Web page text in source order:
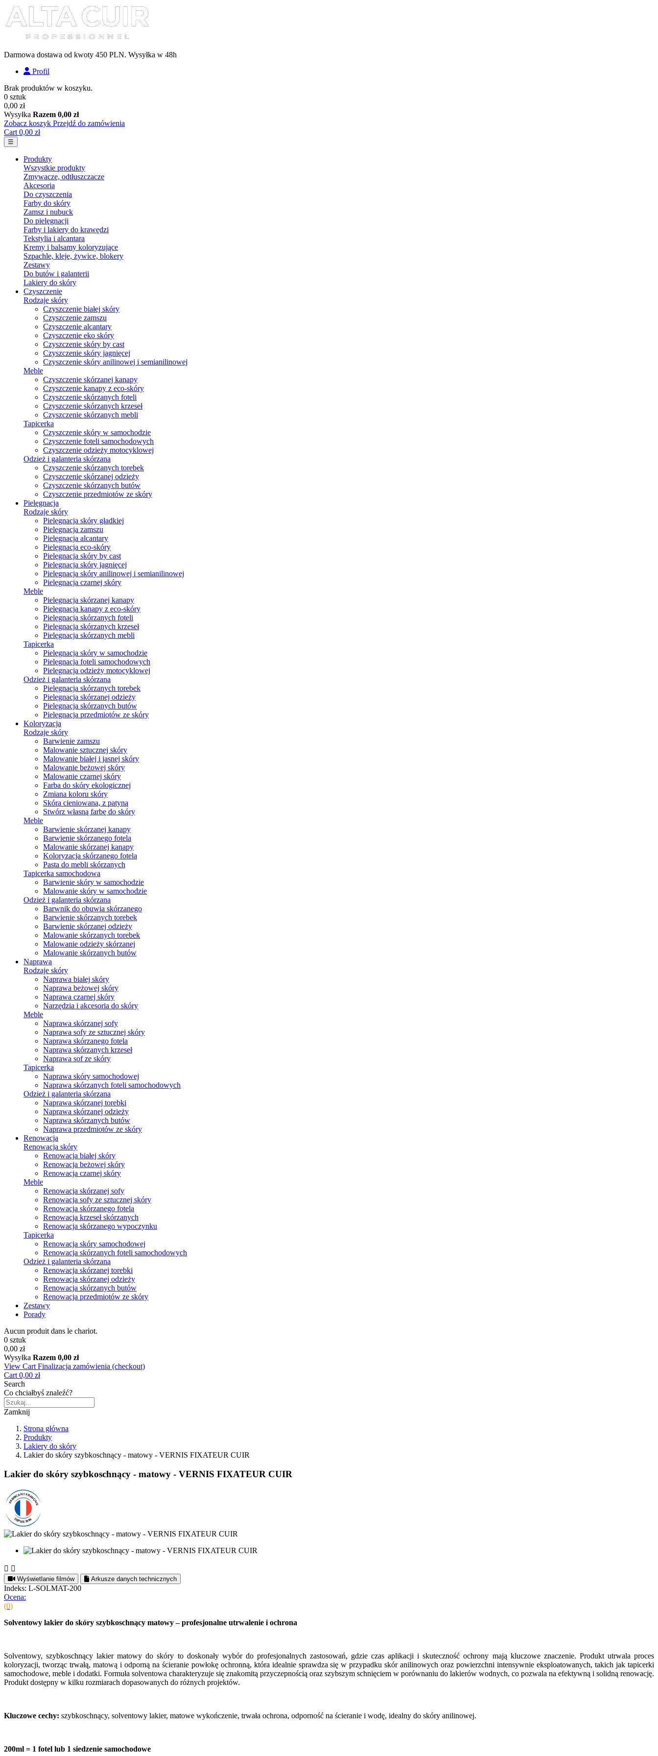
Darmowa dostawa od kwoty 450 PLN. Wysyłka w 48h
Profil
Brak produktów w koszyku.
0 sztuk
0,00 zł
Wysyłka Razem 0,00 zł
Zobacz koszyk Przejdź do zamówienia
Cart 0,00 zł
Toggle navigation
☰
Produkty
Wszystkie produkty
Zmywacze, odtłuszczacze
Akcesoria
Do czyszczenia
Farby do skóry
Zamsz i nubuck
Do pielęgnacji
Farby i lakiery do krawędzi
Tekstylia i alcantara
Kremy i balsamy koloryzujące
Szpachle, kleje, żywice, blokery
Zestawy
Do butów i galanterii
Lakiery do skóry
Czyszczenie
Rodzaje skóry
Czyszczenie białej skóry
Czyszczenie zamszu
Czyszczenie alcantary
Czyszczenie eko skóry
Czyszczenie skóry by cast
Czyszczenie skóry jagnięcej
Czyszczenie skóry anilinowej i semianilinowej
Meble
Czyszczenie skórzanej kanapy
Czyszczenie kanapy z eco-skóry
Czyszczenie skórzanych foteli
Czyszczenie skórzanych krzeseł
Czyszczenie skórzanych mebli
Tapicerka
Czyszczenie skóry w samochodzie
Czyszczenie foteli samochodowych
Czyszczenie odzieży motocyklowej
Odzież i galanteria skórzana
Czyszczenie skórzanych torebek
Czyszczenie skórzanej odzieży
Czyszczenie skórzanych butów
Czyszczenie przedmiotów ze skóry
Pielęgnacja
Rodzaje skóry
Pielęgnacja skóry gładkiej
Pielęgnacja zamszu
Pielęgnacja alcantary
Pielęgnacja eco-skóry
Pielęgnacja skóry by cast
Pielęgnacja skóry jagnięcej
Pielęgnacja skóry anilinowej i semianilinowej
Pielęgnacja czarnej skóry
Meble
Pielęgnacja skórzanej kanapy
Pielęgnacja kanapy z eco-skóry
Pielęgnacja skórzanych foteli
Pielęgnacja skórzanych krzeseł
Pielęgnacja skórzanych mebli
Tapicerka
Pielęgnacja skóry w samochodzie
Pielęgnacja foteli samochodowych
Pielęgnacja odzieży motocyklowej
Odzież i galanteria skórzana
Pielęgnacja skórzanych torebek
Pielęgnacja skórzanej odzieży
Pielęgnacja skórzanych butów
Pielęgnacja przedmiotów ze skóry
Koloryzacja
Rodzaje skóry
Barwienie zamszu
Malowanie sztucznej skóry
Malowanie białej i jasnej skóry
Malowanie beżowej skóry
Malowanie czarnej skóry
Farba do skóry ekologicznej
Zmiana koloru skóry
Skóra cieniowana, z patyną
Stwórz własną farbę do skóry
Meble
Barwienie skórzanej kanapy
Barwienie skórzanego fotela
Malowanie skórzanej kanapy
Koloryzacja skórzanego fotela
Pasta do mebli skórzanych
Tapicerka samochodowa
Barwienie skóry w samochodzie
Malowanie skóry w samochodzie
Odzież i galanteria skórzana
Barwnik do obuwia skórzanego
Barwienie skórzanych torebek
Barwienie skórzanej odzieży
Malowanie skórzanych torebek
Malowanie odzieży skórzanej
Malowanie skórzanych butów
Naprawa
Rodzaje skóry
Naprawa białej skóry
Naprawa beżowej skóry
Naprawa czarnej skóry
Narzędzia i akcesoria do skóry
Meble
Naprawa skórzanej sofy
Naprawa sofy ze sztucznej skóry
Naprawa skórzanego fotela
Naprawa skórzanych krzeseł
Naprawa sof ze skóry
Tapicerka
Naprawa skóry samochodowej
Naprawa skórzanych foteli samochodowych
Odzież i galanteria skórzana
Naprawa skórzanej torebki
Naprawa skórzanej odzieży
Naprawa skórzanych butów
Naprawa przedmiotów ze skóry
Renowacja
Renowacja skóry
Renowacja białej skóry
Renowacja beżowej skóry
Renowacja czarnej skóry
Meble
Renowacja skórzanej sofy
Renowacja sofy ze sztucznej skóry
Renowacja skórzanego fotela
Renowacja krzeseł skórzanych
Renowacja skórzanego wypoczynku
Tapicerka
Renowacja skóry samochodowej
Renowacja skórzanych foteli samochodowych
Odzież i galanteria skórzana
Renowacja skórzanej torebki
Renowacja skórzanej odzieży
Renowacja skórzanych butów
Renowacja przedmiotów ze skóry
Zestawy
Porady
Aucun produit dans le chariot.
0 sztuk
0,00 zł
Wysyłka Razem 0,00 zł
View Cart Finalizacja zamówienia (checkout)
Cart 0,00 zł
Search
Co chciałbyś znaleźć?
Zamknij
Strona główna
Produkty
Lakiery do skóry
Lakier do skóry szybkoschnący - matowy - VERNIS FIXATEUR CUIR
Lakier do skóry szybkoschnący - matowy - VERNIS FIXATEUR CUIR
 
Wyświetlanie filmów Arkusze danych technicznych
Indeks: L-SOLMAT-200
Ocena:
(0)
Solventowy lakier do skóry szybkoschnący matowy – profesjonalne utrwalenie i ochrona
Solventowy, szybkoschnący lakier matowy do skóry to doskonały wybór do profesjonalnych zastosowań, gdzie czas aplikacji i skuteczność ochrony mają kluczowe znaczenie. Produkt utrwala proces
koloryzacji, tworząc trwałą, matową i odporną na ścieranie powłokę ochronną, która idealnie sprawdza się w przypadku skór anilinowych oraz powierzchni intensywnie eksploatowanych, takich jak tapicerki
samochodowe, meble i dodatki. Formuła solventowa charakteryzuje się znakomitą przyczepnością oraz szybszym schnięciem w porównaniu do lakierów wodnych, co pozwala na efektywną i solidną renowację.
Produkt dostępny w kilku rozmiarach dopasowanych do różnych projektów.
Kluczowe cechy: szybkoschnący, solventowy lakier, matowe wykończenie, trwała ochrona, odporność na ścieranie i wodę, idealny do skóry anilinowej.
200ml = 1 fotel lub 1 siedzenie samochodowe